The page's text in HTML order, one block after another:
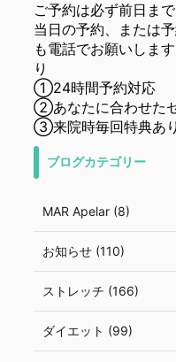
ご予約は必ず前日ま
当日の予約、または
も電話でお願いしま
り
①24時間予約対応
②あなたに合わせた
③来院時毎回特典あり
ブログカテゴリー
MAR Apelar (8)
お知らせ (110)
ストレッチ (166)
ダイエット (99)